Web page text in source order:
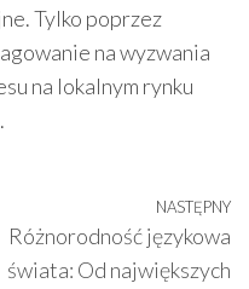
Tylko poprzez
na wyzwania
na lokalnym rynku
NASTĘPNY
Różnorodność językowa
świata: Od największych